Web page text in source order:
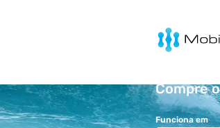
MobiMatter
Compre
Funciona em